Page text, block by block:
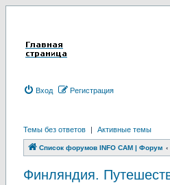
Вход Регистрация
Темы без ответов | Активные темы
Список форумов INFO CAM | Форум
Финляндия.